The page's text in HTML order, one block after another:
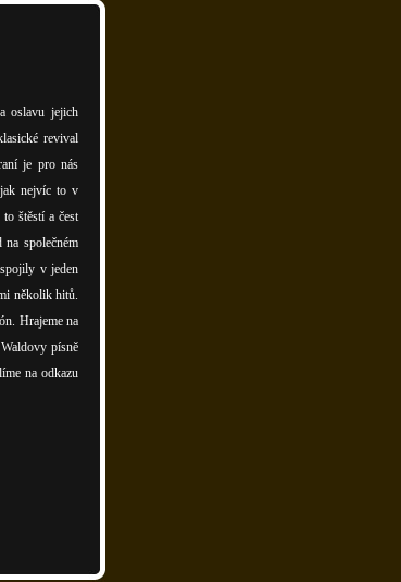
oslavu jejich
revival
je pro nás
jak nejvíc to v
štěstí a čest
společném
v jeden
několik hitů.
Hrajeme na
písně
na odkazu